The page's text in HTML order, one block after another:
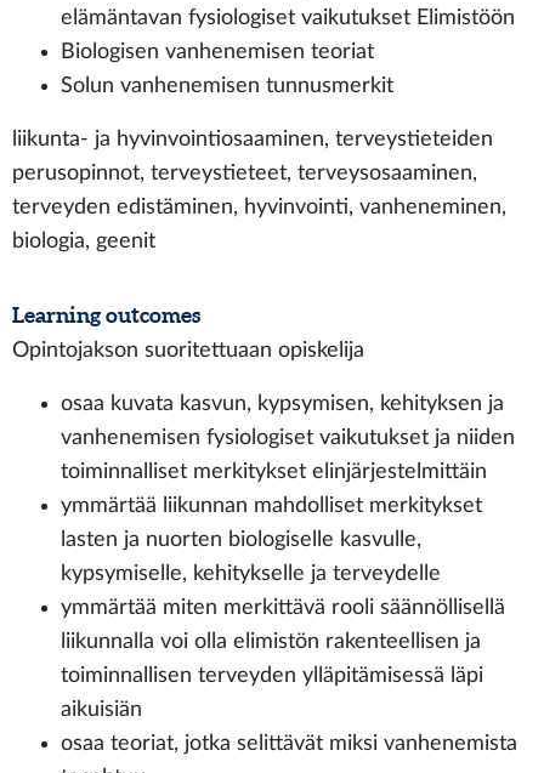
elämäntavan fysiologiset vaikutukset Elimistöön
Biologisen vanhenemisen teoriat
Solun vanhenemisen tunnusmerkit
liikunta- ja hyvinvointiosaaminen, terveystieteiden
perusopinnot, terveystieteet, terveysosaaminen,
terveyden edistäminen, hyvinvointi, vanheneminen,
biologia, geenit
Learning outcomes
Opintojakson suoritettuaan opiskelija
osaa kuvata kasvun, kypsymisen, kehityksen ja
vanhenemisen fysiologiset vaikutukset ja niiden
toiminnalliset merkitykset elinjärjestelmittäin
ymmärtää liikunnan mahdolliset merkitykset
lasten ja nuorten biologiselle kasvulle,
kypsymiselle, kehitykselle ja terveydelle
ymmärtää miten merkittävä rooli säännöllisellä
liikunnalla voi olla elimistön rakenteellisen ja
toiminnallisen terveyden ylläpitämisessä läpi
aikuisiän
osaa teoriat, jotka selittävät miksi vanhenemista